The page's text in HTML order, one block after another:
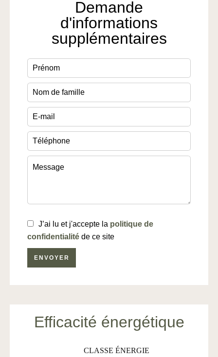
Demande
d'informations
supplémentaires
J’ai lu et j'accepte la politique de
confidentialité de ce site
ENVOYER
Efficacité énergétique